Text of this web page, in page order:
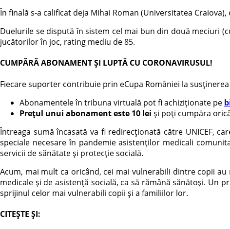
În finală s-a calificat deja Mihai Roman (Universitatea
Duelurile se dispută în sistem cel mai bun din două meciuri
jucătorilor în joc, rating mediu de 85.
CUMPĂRĂ ABONAMENT ȘI LUPTĂ CU CORONAVIRUSUL!
Fiecare suporter contribuie prin eCupa României la
Abonamentele în tribuna virtuală pot fi achiziționate pe
Prețul unui abonament este 10 lei și poți cumpăra
Întreaga sumă încasată va fi redirecționată către UNICEF,
speciale necesare în pandemie asistenților medicali
servicii de sănătate și protecție socială.
Acum, mai mult ca oricând, cei mai vulnerabili dintre copii
medicale și de asistență socială, ca să rămână sănătoși.
sprijinul celor mai vulnerabili copii și a familiilor lor.
CITEȘTE ȘI: